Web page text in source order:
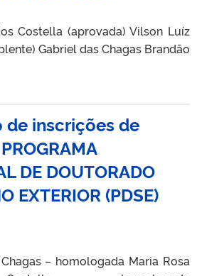
Costella (aprovada) Vilson Luíz
Gabriel das Chagas Brandão
inscrições de
DE DOUTORADO
EXTERIOR (PDSE)
– homologada Maria Rosa